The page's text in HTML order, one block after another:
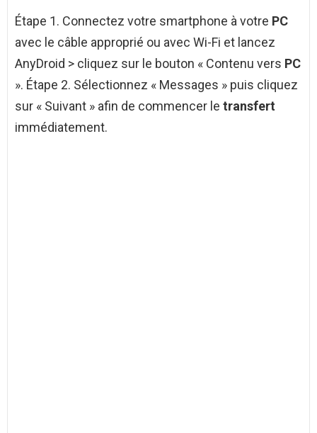
Étape 1. Connectez votre smartphone à votre PC
avec le câble approprié ou avec Wi-Fi et lancez
AnyDroid > cliquez sur le bouton « Contenu vers PC
». Étape 2. Sélectionnez « Messages » puis cliquez
sur « Suivant » afin de commencer le transfert
immédiatement.